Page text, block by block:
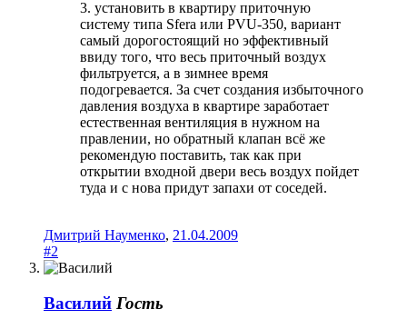
3. установить в квартиру приточную
систему типа Sfera или PVU-350, вариант
самый дорогостоящий но эффективный
ввиду того, что весь приточный воздух
фильтруется, а в зимнее время
подогревается. За счет создания избыточного
давления воздуха в квартире заработает
естественная вентиляция в нужном на
правлении, но обратный клапан всё же
рекомендую поставить, так как при
открытии входной двери весь воздух пойдет
туда и с нова придут запахи от соседей.
Дмитрий Науменко, 21.04.2009
#2
Василий Гость